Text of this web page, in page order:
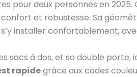
pour deux personnes en 2025.
et robustesse. Sa
installer confortablement,
sacs à dos, et sa double porte,
rapidegrâce aux codes